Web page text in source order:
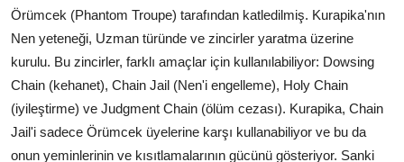
Örümcek (Phantom Troupe) tarafından katledilmiş. Kurapika'nın
Nen yeteneği, Uzman türünde ve zincirler yaratma üzerine
kurulu. Bu zincirler, farklı amaçlar için kullanılabiliyor: Dowsing
Chain (kehanet), Chain Jail (Nen'i engelleme), Holy Chain
(iyileştirme) ve Judgment Chain (ölüm cezası). Kurapika, Chain
Jail'i sadece Örümcek üyelerine karşı kullanabiliyor ve bu da
onun yeminlerinin ve kısıtlamalarının gücünü gösteriyor. Sanki